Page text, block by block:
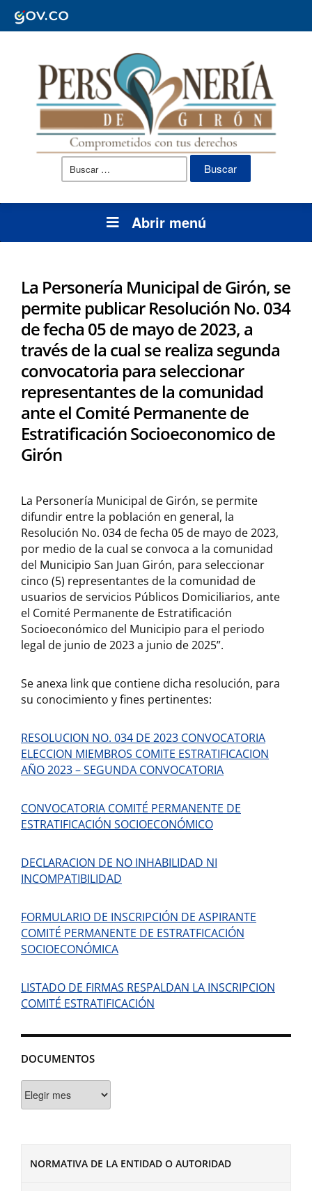
Buscar:
Abrir menú
DOCUMENTOS
NORMATIVA DE LA ENTIDAD O AUTORIDAD
La Personería Municipal de Girón, se
permite publicar Resolución No. 034
de fecha 05 de mayo de 2023, a
través de la cual se realiza segunda
convocatoria para seleccionar
representantes de la comunidad
ante el Comité Permanente de
Estratificación Socioeconomico de
Girón
La Personería Municipal de Girón, se permite
difundir entre la población en general, la
Resolución No. 034 de fecha 05 de mayo de 2023,
por medio de la cual se convoca a la comunidad
del Municipio San Juan Girón, para seleccionar
cinco (5) representantes de la comunidad de
usuarios de servicios Públicos Domiciliarios, ante
el Comité Permanente de Estratificación
Socioeconómico del Municipio para el periodo
legal de junio de 2023 a junio de 2025”.
Se anexa link que contiene dicha resolución, para
su conocimiento y fines pertinentes:
RESOLUCION NO. 034 DE 2023 CONVOCATORIA
ELECCION MIEMBROS COMITE ESTRATIFICACION
AÑO 2023 – SEGUNDA CONVOCATORIA
CONVOCATORIA COMITÉ PERMANENTE DE
ESTRATIFICACIÓN SOCIOECONÓMICO
DECLARACION DE NO INHABILIDAD NI
INCOMPATIBILIDAD
FORMULARIO DE INSCRIPCIÓN DE ASPIRANTE
COMITÉ PERMANENTE DE ESTRATFICACIÓN
SOCIOECONÓMICA
LISTADO DE FIRMAS RESPALDAN LA INSCRIPCION
COMITÉ ESTRATIFICACIÓN